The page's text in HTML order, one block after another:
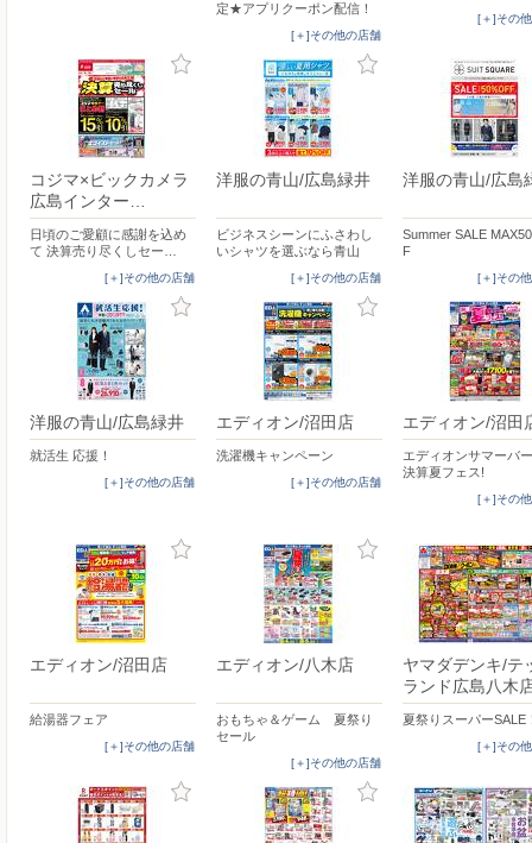
定★アプリクーポン配信！
[＋]その他の店舗
[＋]その
コジマ×ビックカメラ
広島インター…
日頃のご愛顧に感謝を込め
て 決算売り尽くしセー…
[＋]その他の店舗
洋服の青山/広島緑井
ビジネスシーンにふさわし
いシャツを選ぶなら青山
[＋]その他の店舗
洋服の青山/広島
Summer SALE
F
[＋]その
洋服の青山/広島緑井
就活生 応援！
[＋]その他の店舗
エディオン/沼田店
洗濯機キャンペーン
[＋]その他の店舗
エディオン/沼田
エディオンサマーバ
決算夏フェス!
[＋]その
エディオン/沼田店
給湯器フェア
[＋]その他の店舗
エディオン/八木店
おもちゃ＆ゲーム 夏祭り
セール
[＋]その他の店舗
ヤマダデンキ/テ
ランド広島八木
夏祭りスーパーSALE
[＋]その